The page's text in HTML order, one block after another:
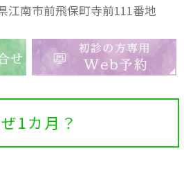
南市前飛保町寺前111番地